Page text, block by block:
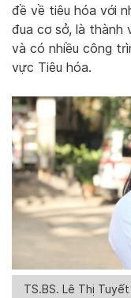
đề về tiêu hóa với
đua cơ sở, là thành
và có nhiều công
vực Tiêu hóa.
TS.BS. Lê Thị